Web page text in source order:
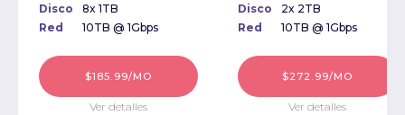
Disco
8x 1TB
Red
10TB @ 1Gbps
$185.99/MO
Ver detalles
Disco
2x 2TB
Red
10TB @ 1Gbps
$272.99/MO
Ver detalles